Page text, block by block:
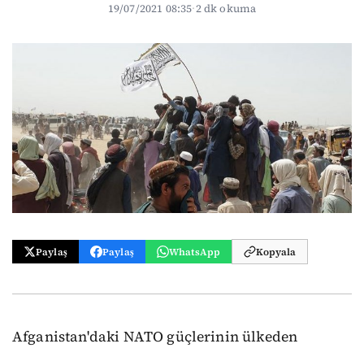
19/07/2021 08:35·2 dk okuma
Paylaş Paylaş WhatsApp Kopyala
Afganistan'daki NATO güçlerinin ülkeden